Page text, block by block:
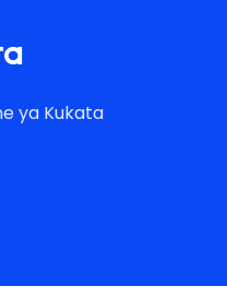
ya Kukata